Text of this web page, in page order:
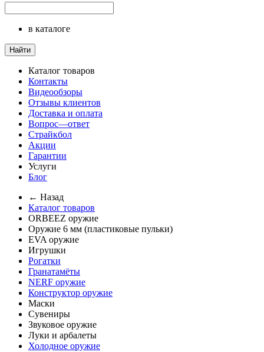
в каталоге
Найти
Каталог товаров
Контакты
Видеообзоры
Отзывы клиентов
Доставка и оплата
Вопрос—ответ
Страйкбол
Акции
Гарантии
Услуги
Блог
← Назад
Каталог товаров
ORBEEZ оружие
Оружие 6 мм (пластиковые пульки)
EVA оружие
Игрушки
Рогатки
Гранатамёты
NERF оружие
Конструктор оружие
Маски
Сувениры
Звуковое оружие
Луки и арбалеты
Холодное оружие